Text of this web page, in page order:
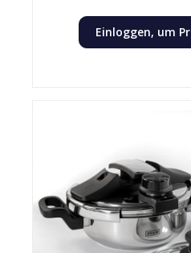
Einloggen, um